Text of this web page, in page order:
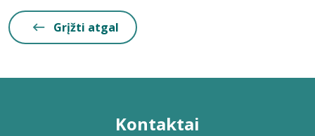
Grįžti atgal
Kontaktai